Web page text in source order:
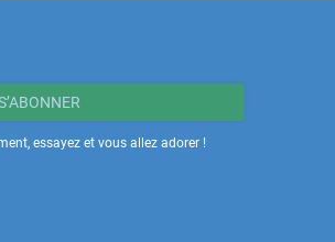
essayez et vous allez adorer !